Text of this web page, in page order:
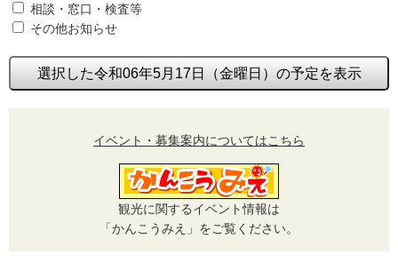
相談・窓口・検査等
その他お知らせ
選択した令和06年5月17日（金曜日）の予定を表示
イベント・募集案内についてはこちら
観光に関するイベント情報は
「かんこうみえ」をご覧ください。